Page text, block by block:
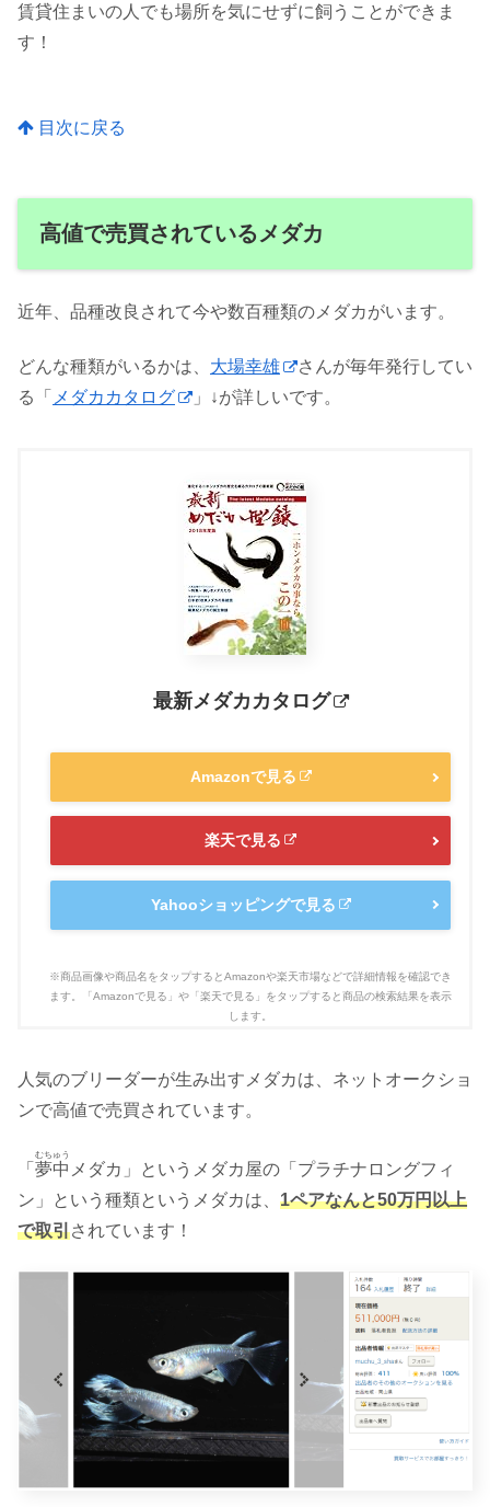
賃貸住まいの人でも場所を気にせずに飼うことができま
す！
目次に戻る
高値で売買されているメダカ
近年、品種改良されて今や数百種類のメダカがいます。
どんな種類がいるかは、 大場幸雄
さんが毎年発行してい
る「 メダカカタログ 」↓が詳しいです。
最新メダカカタログ
Amazonで見る
楽天で見る
Yahooショッピングで見る
人気のブリーダーが生み出すメダカは、ネットオークショ
ンで高値で売買されています。
「 夢中
むちゅう
メダカ」というメダカ屋の「プラチナロングフィ
ン」という種類というメダカは、 1ペアなんと50万円以上
で取引されています！